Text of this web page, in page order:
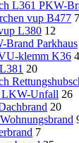
L361 PKW-
vup B477 7
L380 12
Brand Parkhaus
klemm K36
20
LKW-Unfall 26
20
7